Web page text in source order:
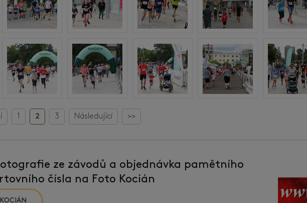
1 2 3 Následující >>
ze závodů a objednávka pamětního
čísla na Foto Kocián